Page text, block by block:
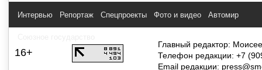
Интервью Репортаж Спецпроекты Фото и видео Автомир
16+
Главный редактор:
Телефон редакции: +7
Email редакции: